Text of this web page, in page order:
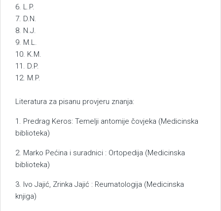
6. L.P.
7. D.N.
8. N.J.
9. M.L.
10. K.M.
11. D.P.
12. M.P.
Literatura za pisanu provjeru znanja:
1. Predrag Keros: Temelji antomije čovjeka (Medicinska
biblioteka)
2. Marko Pećina i suradnici : Ortopedija (Medicinska
biblioteka)
3. Ivo Jajić, Zrinka Jajić : Reumatologija (Medicinska
knjiga)